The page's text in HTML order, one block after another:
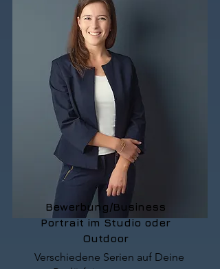
Bewerbung/Business
Portrait im Studio oder
Outdoor
Verschiedene Serien auf Deine